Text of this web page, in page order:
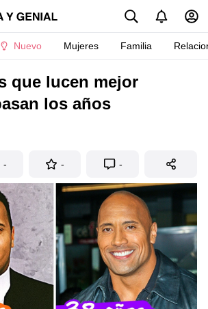
Nuevo Mujeres Familia
que lucen mejor
los años
- - -